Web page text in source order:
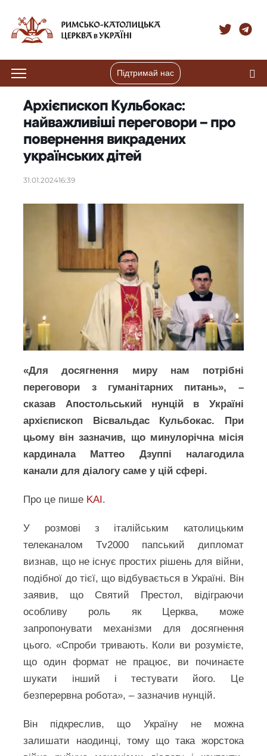
Підтримай нас
Архієпископ Кульбокас:
найважливіші переговори – про
повернення викрадених
українських дітей
31.01.202416:39
«Для досягнення миру нам потрібні
переговори з гуманітарних питань», –
сказав Апостольський нунцій в Україні
архієпископ Вісвальдас Кульбокас. При
цьому він зазначив, що минулорічна місія
кардинала Маттео Дзуппі налагодила
канали для діалогу саме у цій сфері.
Про це пише KAI.
У розмові з італійським католицьким
телеканалом Tv2000 папський дипломат
визнав, що не існує простих рішень для війни,
подібної до тієї, що відбувається в Україні. Він
заявив, що Святий Престол, відіграючи
особливу роль як Церква, може
запропонувати механізми для досягнення
цього. «Спроби тривають. Коли ви розумієте,
що один формат не працює, ви починаєте
шукати інший і тестувати його. Це
безперервна робота», – зазначив нунцій.
Він підкреслив, що Україну не можна
залишати наодинці, тому що така жорстока